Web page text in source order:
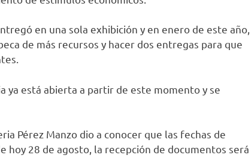
en una sola exhibición y en enero de este año,
de más recursos y hacer dos entregas para que
ya está abierta a partir de este momento y se
Pérez Manzo dio a conocer que las fechas de
hoy 28 de agosto, la recepción de documentos será